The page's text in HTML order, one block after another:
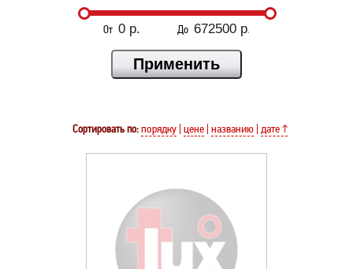
От До
Сортировать по: порядку цене названию дате ↑